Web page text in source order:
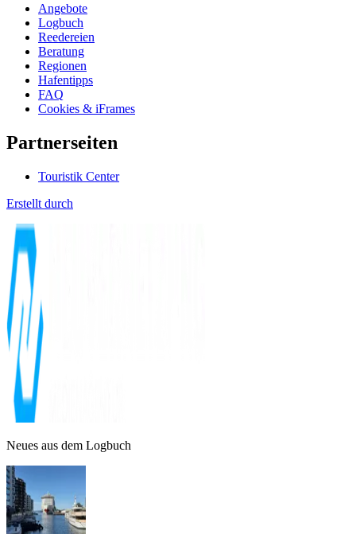
Angebote
Logbuch
Reedereien
Beratung
Regionen
Hafentipps
FAQ
Cookies & iFrames
Partnerseiten
Touristik Center
Erstellt durch
Neues aus dem Logbuch